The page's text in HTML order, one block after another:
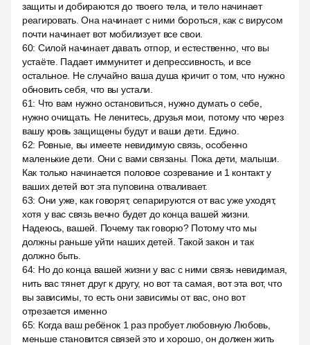
защиты и добираются до твоего тела, и тело начинает
реагировать. Она начинает с ними бороться, как с вирусом
почти начинает вот мобилизует все свои.
60: Силой начинает давать отпор, и естественно, что вы
устаёте. Падает иммунитет и депрессивность, и все
остальное. Не случайно ваша душа кричит о том, что нужно
обновить себя, что вы устали.
61: Что вам нужно остановиться, нужно думать о себе,
нужно очищать. Не ленитесь, друзья мои, потому что через
вашу кровь защищены будут и ваши дети. Едино.
62: Ровные, вы имеете невидимую связь, особенно
маленькие дети. Они с вами связаны. Пока дети, малыши.
Как только начинается половое созревание и 1 контакт у
ваших детей вот эта пуповина отваливает.
63: Они уже, как говорят, сепарируются от вас уже уходят,
хотя у вас связь вечно будет до конца вашей жизни.
Надеюсь, вашей. Почему так говорю? Потому что мы
должны раньше уйти наших детей. Такой закон и так
должно быть.
64: Но до конца вашей жизни у вас с ними связь невидимая,
нить вас тянет друг к другу, но вот та самая, вот эта вот, что
вы зависимы, то есть они зависимы от вас, оно вот
отрезается именно
65: Когда ваш ребёнок 1 раз пробует любовную Любовь,
меньше становится связей это и хорошо, он должен жить